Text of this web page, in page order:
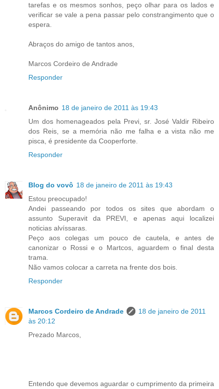
tarefas e os mesmos sonhos, peço olhar para os lados e
verificar se vale a pena passar pelo constrangimento que o
espera.
Abraços do amigo de tantos anos,
Marcos Cordeiro de Andrade
Responder
Anônimo 18 de janeiro de 2011 às 19:43
Um dos homenageados pela Previ, sr. José Valdir Ribeiro
dos Reis, se a memória não me falha e a vista não me
pisca, é presidente da Cooperforte.
Responder
Blog do vovô 18 de janeiro de 2011 às 19:43
Estou preocupado!
Andei passeando por todos os sites que abordam o
assunto Superavit da PREVI, e apenas aqui localizei
noticias alvíssaras.
Peço aos colegas um pouco de cautela, e antes de
canonizar o Rossi e o Martcos, aguardem o final desta
trama.
Não vamos colocar a carreta na frente dos bois.
Responder
Marcos Cordeiro de Andrade
18 de janeiro de 2011
às 20:12
Prezado Marcos,
Entendo que devemos aguardar o cumprimento da primeira